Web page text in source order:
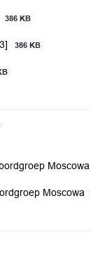
386 KB
386 KB
Moscowa
Moscowa